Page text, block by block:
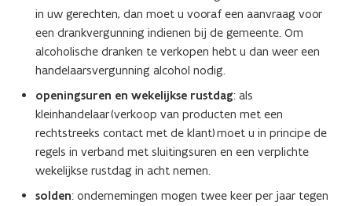
in uw gerechten, dan moet u vooraf een aanvraag voor
een drankvergunning indienen bij de gemeente. Om
alcoholische dranken te verkopen hebt u dan weer een
handelaarsvergunning alcohol nodig.
openingsuren en wekelijkse rustdag: als
kleinhandelaar (verkoop van producten met een
rechtstreeks contact met de klant) moet u in principe de
regels in verband met sluitingsuren en een verplichte
wekelijkse rustdag in acht nemen.
solden: ondernemingen mogen twee keer per jaar tegen